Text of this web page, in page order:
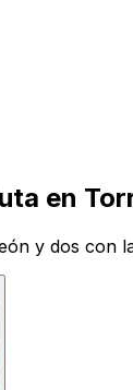
en
y dos con